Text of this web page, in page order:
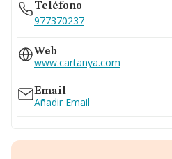
Teléfono
977370237
Web
www.cartanya.com
Email
Añadir Email